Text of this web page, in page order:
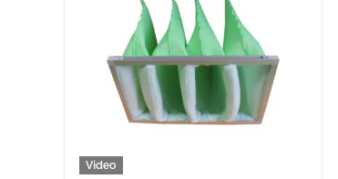
Video